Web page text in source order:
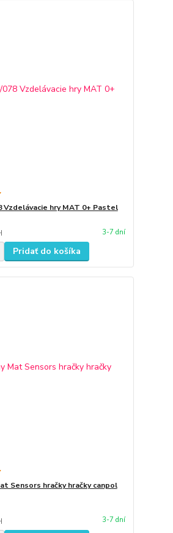
Vzdelávacie hry MAT 0+ Pastel
3-7 dní
Pridať do košíka
Sensors hračky hračky canpol
3-7 dní